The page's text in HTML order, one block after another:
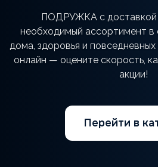
ПОДРУЖКА с доставкой
необходимый ассортимент в
дома, здоровья и
онлайн — оцените скорость,
акции!
Перейти в